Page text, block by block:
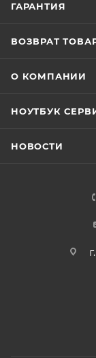
ГАРАНТИЯ
ВОЗВРАТ
О КОМПАНИИ
НОУТБУК
НОВОСТИ